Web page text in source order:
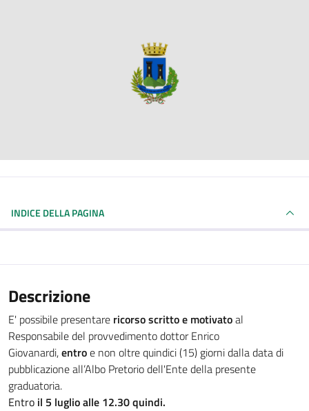
INDICE DELLA PAGINA
Descrizione
E' possibile presentare ricorso scritto e motivatoal
Responsabile del provvedimento dottor Enrico
Giovanardi,entroe non oltre quindici (15) giorni dalla data di
pubblicazione all’Albo Pretorio dell'Ente della presente
graduatoria.
Entro il 5 luglio alle 12.30 quindi.